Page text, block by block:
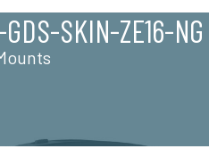
GDS-SKIN-ZE16-NG